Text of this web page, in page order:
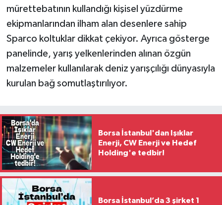
mürettebatının kullandığı kişisel yüzdürme
ekipmanlarından ilham alan desenlere sahip
Sparco koltuklar dikkat çekiyor. Ayrıca gösterge
panelinde, yarış yelkenlerinden alınan özgün
malzemeler kullanılarak deniz yarışçılığı dünyasıyla
kurulan bağ somutlaştırılıyor.
Borsa İstanbul'dan Işıklar
Enerji, CW Enerji ve Hedef
Holding'e tedbir!
Borsa İstanbul’da 3 şirket 1